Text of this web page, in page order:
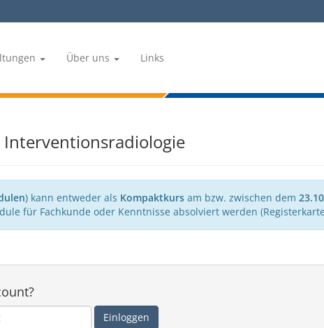
Über uns Links
Interventionsradiologie
) kann entweder als Kompaktkurs am bzw. zwischen dem
für Fachkunde oder Kenntnisse absolviert werden